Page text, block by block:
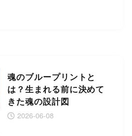
魂のブループリントと
は？生まれる前に決めて
きた魂の設計図
2026-06-08